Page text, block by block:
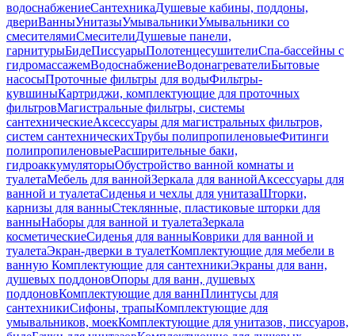
водоснабжениеСантехникаДушевые кабины, поддоны,
двериВанныУнитазыУмывальникиУмывальники со
смесителямиСмесителиДушевые панели,
гарнитурыБидеПиссуарыПолотенцесушителиСпа-бассейны с
гидромассажемВодоснабжениеВодонагревателиБытовые
насосыПроточные фильтры для водыФильтры-
кувшиныКартриджи, комплектующие для проточных
фильтровМагистральные фильтры, системы
сантехническиеАксессуары для магистральных фильтров,
систем сантехническихТрубы полипропиленовыеФитинги
полипропиленовыеРасширительные баки,
гидроаккумуляторыОбустройство ванной комнаты и
туалетаМебель для ваннойЗеркала для ваннойАксессуары для
ванной и туалетаСиденья и чехлы для унитазаШторки,
карнизы для ванныСтеклянные, пластиковые шторки для
ванныНаборы для ванной и туалетаЗеркала
косметическиеСиденья для ванныКоврики для ванной и
туалетаЭкран-дверки в туалетКомплектующие для мебели в
ванную Комплектующие для сантехникиЭкраны для ванн,
душевых поддоновОпоры для ванн, душевых
поддоновКомплектующие для ваннПлинтусы для
сантехникиСифоны, трапыКомплектующие для
умывальников, моекКомплектующие для унитазов, писсуаров,